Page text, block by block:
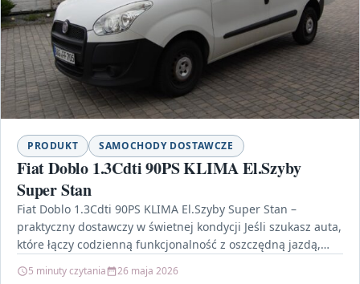
PRODUKT SAMOCHODY DOSTAWCZE
Fiat Doblo 1.3Cdti 90PS KLIMA El.Szyby
Super Stan
Fiat Doblo 1.3Cdti 90PS KLIMA El.Szyby Super Stan –
praktyczny dostawczy w świetnej kondycji Jeśli szukasz auta,
które łączy codzienną funkcjonalność z oszczędną jazdą,…
5 minuty czytania 26 maja 2026